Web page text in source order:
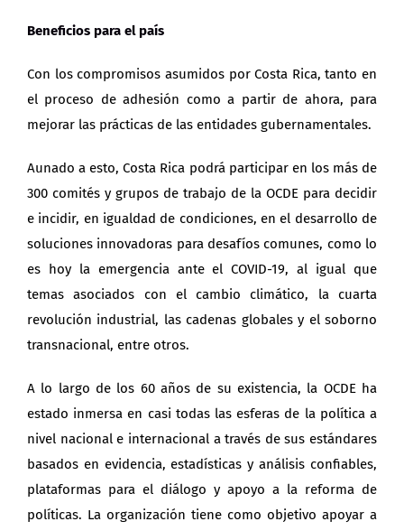
Beneficios para el país
Con los compromisos asumidos por Costa Rica, tanto en
el proceso deadhesión como a partir de ahora, para
mejorar las prácticas de las entidades gubernamentales.
Aunado a esto, Costa Rica podrá participar en los más de
300 comités y grupos de trabajo de la OCDE para decidir
e incidir, en igualdad de condiciones, en el desarrollo de
soluciones innovadoras para desafíos comunes, como lo
es hoy la emergencia ante el COVID-19, al igual que
temas asociados con el cambio climático, la cuarta
revolución industrial, las cadenas globales y el soborno
transnacional, entre otros.
A lo largo de los 60 años de su existencia, la OCDE ha
estado inmersa en casi todas las esferas de la política a
nivel nacional e internacional a través de sus estándares
basados en evidencia, estadísticas y análisis confiables,
plataformas para el diálogo y apoyo a la reforma de
políticas. La organización tiene como objetivo apoyar a